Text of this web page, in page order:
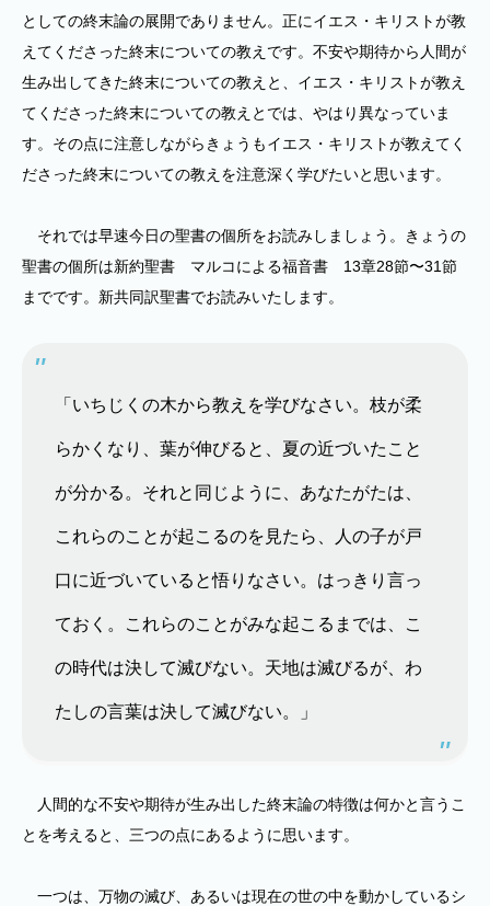
としての終末論の展開でありません。正にイエス・キリストが教
えてくださった終末についての教えです。不安や期待から人間が
生み出してきた終末についての教えと、イエス・キリストが教え
てくださった終末についての教えとでは、やはり異なっていま
す。その点に注意しながらきょうもイエス・キリストが教えてく
ださった終末についての教えを注意深く学びたいと思います。
それでは早速今日の聖書の個所をお読みしましょう。きょうの
聖書の個所は新約聖書 マルコによる福音書 13章28節〜31節
までです。新共同訳聖書でお読みいたします。
「いちじくの木から教えを学びなさい。枝が柔
らかくなり、葉が伸びると、夏の近づいたこと
が分かる。それと同じように、あなたがたは、
これらのことが起こるのを見たら、人の子が戸
口に近づいていると悟りなさい。はっきり言っ
ておく。これらのことがみな起こるまでは、こ
の時代は決して滅びない。天地は滅びるが、わ
たしの言葉は決して滅びない。」
人間的な不安や期待が生み出した終末論の特徴は何かと言うこ
とを考えると、三つの点にあるように思います。
一つは、万物の滅び、あるいは現在の世の中を動かしているシ